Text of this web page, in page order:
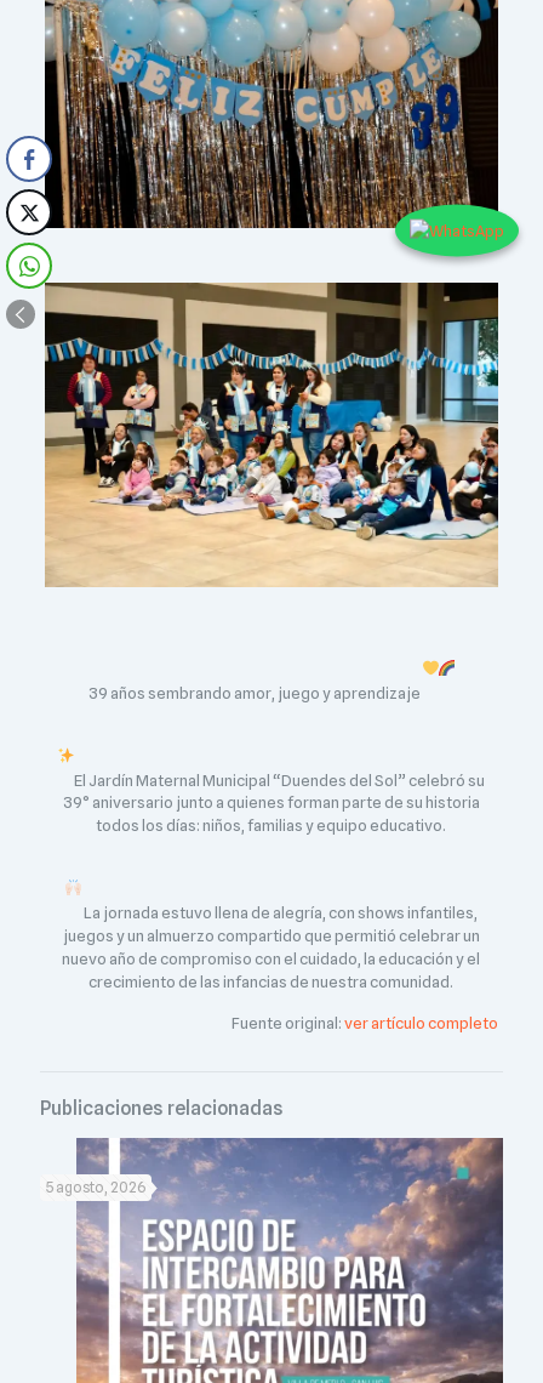
39 años sembrando amor, juego y aprendizaje
El Jardín Maternal Municipal “Duendes del Sol” celebró su
39° aniversario junto a quienes forman parte de su historia
todos los días: niños, familias y equipo educativo.
La jornada estuvo llena de alegría, con shows infantiles,
juegos y un almuerzo compartido que permitió celebrar un
nuevo año de compromiso con el cuidado, la educación y el
crecimiento de las infancias de nuestra comunidad.
Fuente original:ver artículo completo
Publicaciones relacionadas
5 agosto, 2026